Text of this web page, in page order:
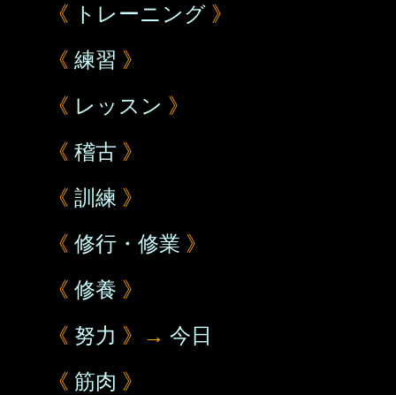
《 トレーニング 》
《 練習 》
《 レッスン 》
《 稽古 》
《 訓練 》
《 修行・修業 》
《 修養 》
《 努力 》→ 今日
《 筋肉 》